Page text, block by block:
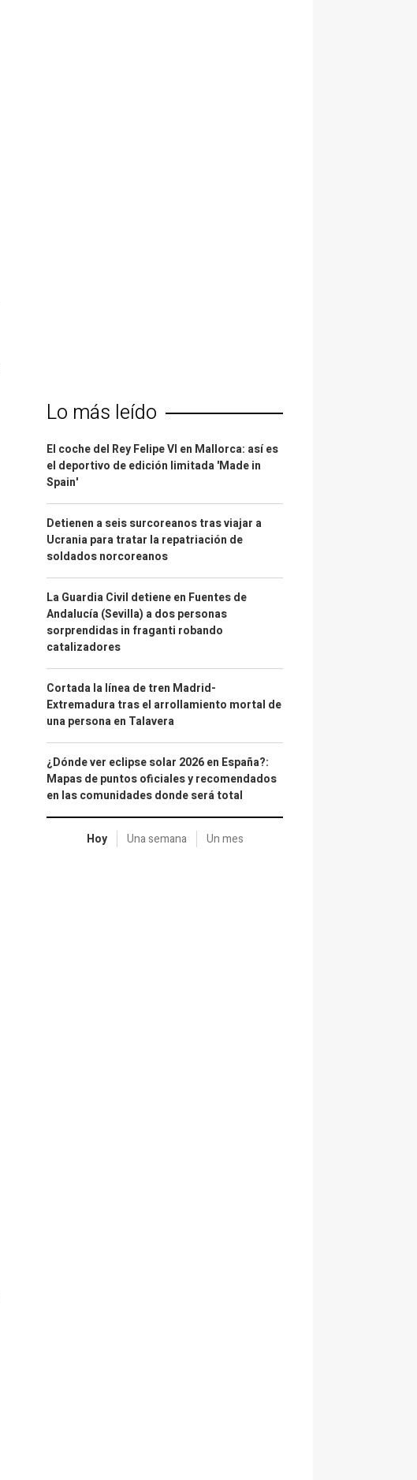
Lo más leído
El coche del Rey Felipe VI en Mallorca: así es
el deportivo de edición limitada 'Made in
Spain'
Detienen a seis surcoreanos tras viajar a
Ucrania para tratar la repatriación de
soldados norcoreanos
La Guardia Civil detiene en Fuentes de
Andalucía (Sevilla) a dos personas
sorprendidas in fraganti robando
catalizadores
Cortada la línea de tren Madrid-
Extremadura tras el arrollamiento mortal de
una persona en Talavera
¿Dónde ver eclipse solar 2026 en España?:
Mapas de puntos oficiales y recomendados
en las comunidades donde será total
Hoy Una semana Un mes